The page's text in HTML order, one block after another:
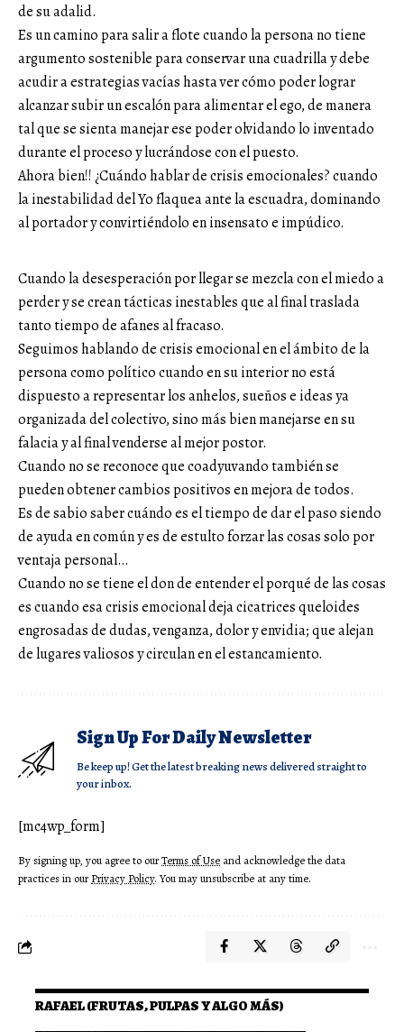
de su adalid.
Es un camino para salir a flote cuando la persona no tiene
argumento sostenible para conservar una cuadrilla y debe
acudir a estrategias vacías hasta ver cómo poder lograr
alcanzar subir un escalón para alimentar el ego, de manera
tal que se sienta manejar ese poder olvidando lo inventado
durante el proceso y lucrándose con el puesto.
Ahora bien!! ¿Cuándo hablar de crisis emocionales? cuando
la inestabilidad del Yo flaquea ante la escuadra, dominando
al portador y convirtiéndolo en insensato e impúdico.
Cuando la desesperación por llegar se mezcla con el miedo a
perder y se crean tácticas inestables que al final traslada
tanto tiempo de afanes al fracaso.
Seguimos hablando de crisis emocional en el ámbito de la
persona como político cuando en su interior no está
dispuesto a representar los anhelos, sueños e ideas ya
organizada del colectivo, sino más bien manejarse en su
falacia y al final venderse al mejor postor.
Cuando no se reconoce que coadyuvando también se
pueden obtener cambios positivos en mejora de todos.
Es de sabio saber cuándo es el tiempo de dar el paso siendo
de ayuda en común y es de estulto forzar las cosas solo por
ventaja personal…
Cuando no se tiene el don de entender el porqué de las cosas
es cuando esa crisis emocional deja cicatrices queloides
engrosadas de dudas, venganza, dolor y envidia; que alejan
de lugares valiosos y circulan en el estancamiento.
Sign Up For Daily Newsletter
Be keep up! Get the latest breaking news delivered straight to
your inbox.
[mc4wp_form]
By signing up, you agree to ourTerms of Use and acknowledge the data
practices in ourPrivacy Policy. You may unsubscribe at any time.
RAFAEL (FRUTAS, PULPAS Y ALGO MÁS)